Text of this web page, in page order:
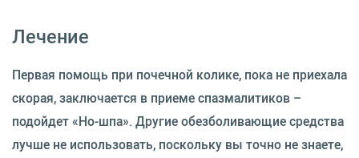
Лечение
Первая помощь при почечной колике, пока не приехала
скорая, заключается в приеме спазмалитиков –
подойдет «Но-шпа». Другие обезболивающие средства
лучше не использовать, поскольку вы точно не знаете,